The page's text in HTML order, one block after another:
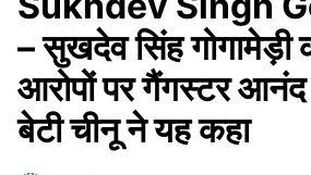
– सुखदेव सिंह गोगामेड़ी
आरोपों पर गैंगस्टर आनंद
बेटी चीनू ने यह कहा